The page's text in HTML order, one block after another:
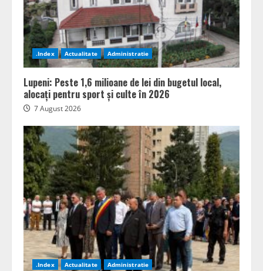
.Index Actualitate Administratie
Lupeni: Peste 1,6 milioane de lei din bugetul local,
alocați pentru sport și culte în 2026
7 August 2026
.Index Actualitate Administratie